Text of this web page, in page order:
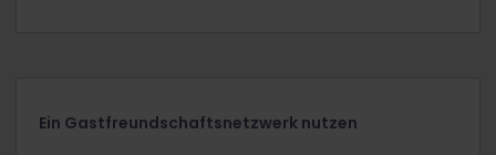
Ein Gastfreundschaftsnetzwerk nutzen